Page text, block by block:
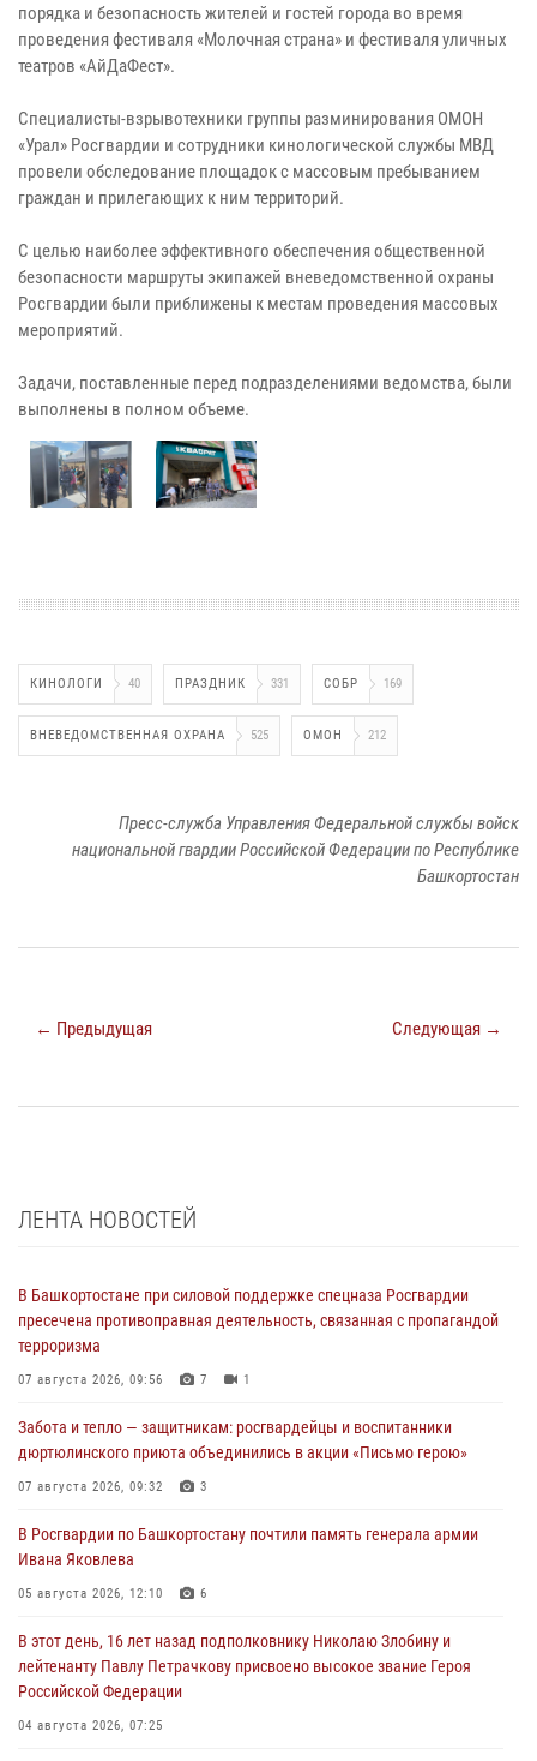
порядка и безопасность жителей и гостей города во время
проведения фестиваля «Молочная страна» и фестиваля уличных
театров «АйДаФест».
Специалисты-взрывотехники группы разминирования ОМОН
«Урал» Росгвардии и сотрудники кинологической службы МВД
провели обследование площадок с массовым пребыванием
граждан и прилегающих к ним территорий.
С целью наиболее эффективного обеспечения общественной
безопасности маршруты экипажей вневедомственной охраны
Росгвардии были приближены к местам проведения массовых
мероприятий.
Задачи, поставленные перед подразделениями ведомства, были
выполнены в полном объеме.
КИНОЛОГИ 40 ПРАЗДНИК 331 СОБР 169
ВНЕВЕДОМСТВЕННАЯ ОХРАНА 525 ОМОН 212
Пресс-служба Управления Федеральной службы войск
национальной гвардии Российской Федерации по Республике
Башкортостан
← Предыдущая Следующая →
ЛЕНТА НОВОСТЕЙ
В Башкортостане при силовой поддержке спецназа Росгвардии
пресечена противоправная деятельность, связанная с пропагандой
терроризма
07 августа 2026, 09:56 7 1
Забота и тепло — защитникам: росгвардейцы и воспитанники
дюртюлинского приюта объединились в акции «Письмо герою»
07 августа 2026, 09:32 3
В Росгвардии по Башкортостану почтили память генерала армии
Ивана Яковлева
05 августа 2026, 12:10 6
В этот день, 16 лет назад подполковнику Николаю Злобину и
лейтенанту Павлу Петрачкову присвоено высокое звание Героя
Российской Федерации
04 августа 2026, 07:25